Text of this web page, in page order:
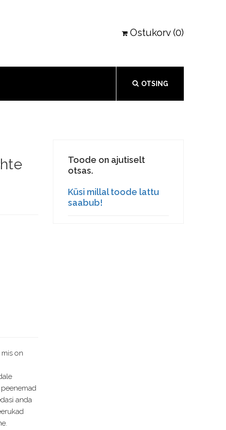
Ostukorv (0)
OTSING
on
anda
Toode on ajutiselt
otsas.
Küsi millal toode lattu
saabub!